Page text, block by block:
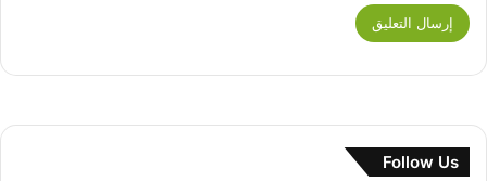
Follow Us